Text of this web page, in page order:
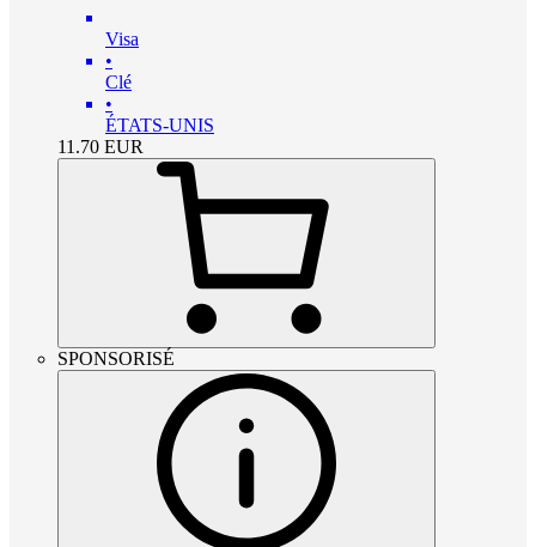
Visa
•
Clé
•
ÉTATS-UNIS
11.70 EUR
SPONSORISÉ